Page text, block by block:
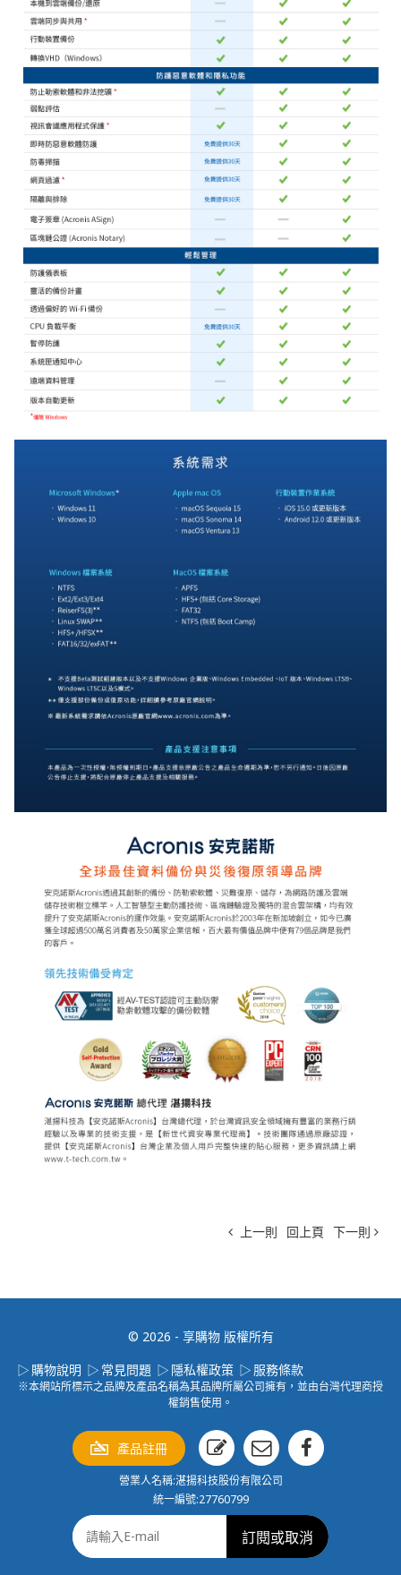
上一則 回上頁 下一則
© 2026 - 享購物 版權所有
購物說明
常見問題 隱私權政策 服務條款
※本網站所標示之品牌及產品名稱為其品牌所屬公司擁有，並由台灣代理商授
權銷售使用。
產品註冊
營業人名稱:湛揚科技股份有限公司
統一編號:27760799